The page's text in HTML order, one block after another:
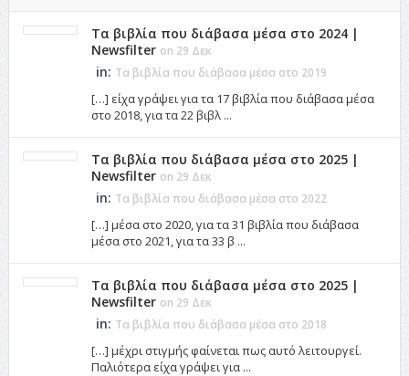
Τα βιβλία που διάβασα μέσα στο 2024 |
Newsfilter on 29 Δεκ
in: Τα βιβλία που διάβασα μέσα στο 2019
[…] είχα γράψει για τα 17 βιβλία που διάβασα μέσα
στο 2018, για τα 22 βιβλ ...
Τα βιβλία που διάβασα μέσα στο 2025 |
Newsfilter on 29 Δεκ
in: Τα βιβλία που διάβασα μέσα στο 2022
[…] μέσα στο 2020, για τα 31 βιβλία που διάβασα
μέσα στο 2021, για τα 33 β ...
Τα βιβλία που διάβασα μέσα στο 2025 |
Newsfilter on 29 Δεκ
in: Τα βιβλία που διάβασα μέσα στο 2018
[…] μέχρι στιγμής φαίνεται πως αυτό λειτουργεί.
Παλιότερα είχα γράψει για ...